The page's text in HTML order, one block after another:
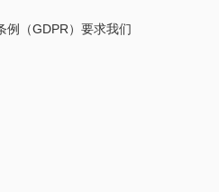
例（GDPR）要求我们